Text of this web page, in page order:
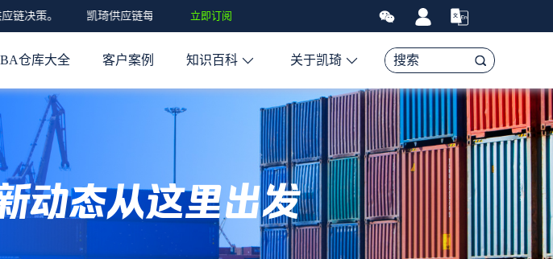
链决策。 凯琦供应链每月发布关于全球经济、亚马逊FBA头程物流资讯、贸易和航运市场的趋势和最新
立即订阅
仓库大全 客户案例 知识百科 关于凯琦
动态从这里出发